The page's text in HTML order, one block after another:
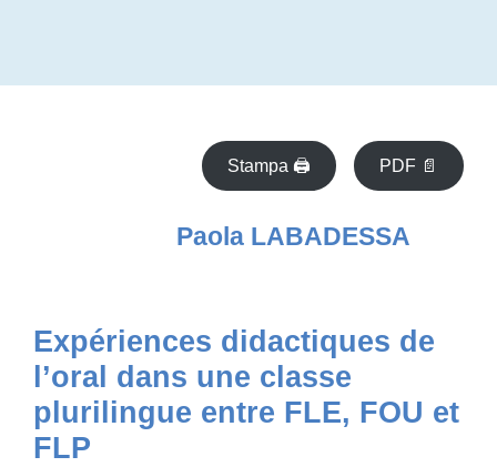
Stampa 🖨 PDF 📄
Paola LABADESSA
Expériences didactiques de
l’oral dans une classe
plurilingue entre FLE, FOU et
FLP